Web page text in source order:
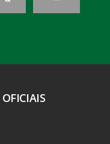
OFICIAIS